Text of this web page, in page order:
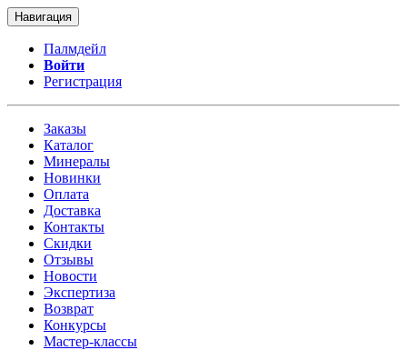
Навигация
Палмдейл
Войти
Регистрация
Заказы
Каталог
Минералы
Новинки
Оплата
Доставка
Контакты
Скидки
Отзывы
Новости
Экспертиза
Возврат
Конкурсы
Мастер-классы